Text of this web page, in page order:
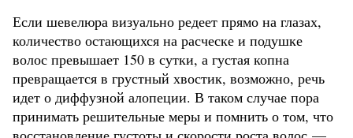
Если шевелюра визуально редеет прямо на глазах,
количество остающихся на расческе и подушке
волос превышает 150 в сутки, а густая копна
превращается в грустный хвостик, возможно, речь
идет о диффузной алопеции. В таком случае пора
принимать решительные меры и помнить о том, что